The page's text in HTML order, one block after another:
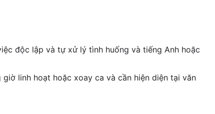
độc lập và tự xử lý tình huống và tiếng Anh hoặc
linh hoạt hoặc xoay ca và cần hiện diện tại văn